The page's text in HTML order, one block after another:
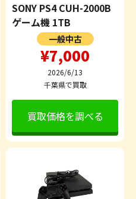
SONY PS4 CUH-2000B
ゲーム機 1TB
一般中古
¥7,000
2026/6/13
千葉県で買取
買取価格を調べる